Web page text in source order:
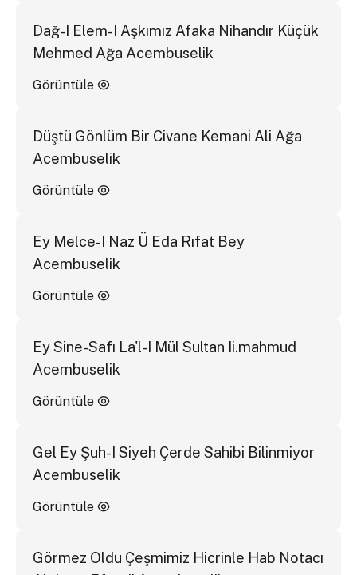
Dağ-I Elem-I Aşkımız Afaka Nihandır Küçük
Mehmed Ağa Acembuselik
Görüntüle
Düştü Gönlüm Bir Civane Kemani Ali Ağa
Acembuselik
Görüntüle
Ey Melce-I Naz Ü Eda Rıfat Bey
Acembuselik
Görüntüle
Ey Sine-Safı La'l-I Mül Sultan Ii.mahmud
Acembuselik
Görüntüle
Gel Ey Şuh-I Siyeh Çerde Sahibi Bilinmiyor
Acembuselik
Görüntüle
Görmez Oldu Çeşmimiz Hicrinle Hab Notacı